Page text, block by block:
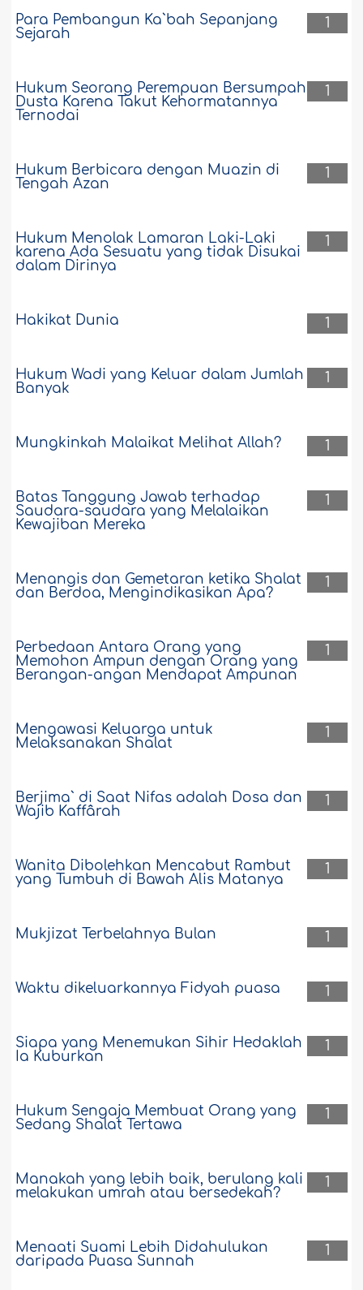
1
Para Pembangun Ka`bah Sepanjang
Sejarah
1
Hukum Seorang Perempuan Bersumpah
Dusta Karena Takut Kehormatannya
Ternodai
1
Hukum Berbicara dengan Muazin di
Tengah Azan
1
Hukum Menolak Lamaran Laki-Laki
karena Ada Sesuatu yang tidak Disukai
dalam Dirinya
1
Hakikat Dunia
1
Hukum Wadi yang Keluar dalam Jumlah
Banyak
1
Mungkinkah Malaikat Melihat Allah?
1
Batas Tanggung Jawab terhadap
Saudara-saudara yang Melalaikan
Kewajiban Mereka
1
Menangis dan Gemetaran ketika Shalat
dan Berdoa, Mengindikasikan Apa?
1
Perbedaan Antara Orang yang
Memohon Ampun dengan Orang yang
Berangan-angan Mendapat Ampunan
1
Mengawasi Keluarga untuk
Melaksanakan Shalat
1
Berjima` di Saat Nifas adalah Dosa dan
Wajib Kaffârah
1
Wanita Dibolehkan Mencabut Rambut
yang Tumbuh di Bawah Alis Matanya
1
Mukjizat Terbelahnya Bulan
1
Waktu dikeluarkannya Fidyah puasa
1
Siapa yang Menemukan Sihir Hedaklah
Ia Kuburkan
1
Hukum Sengaja Membuat Orang yang
Sedang Shalat Tertawa
1
Manakah yang lebih baik, berulang kali
melakukan umrah atau bersedekah?
1
Menaati Suami Lebih Didahulukan
daripada Puasa Sunnah